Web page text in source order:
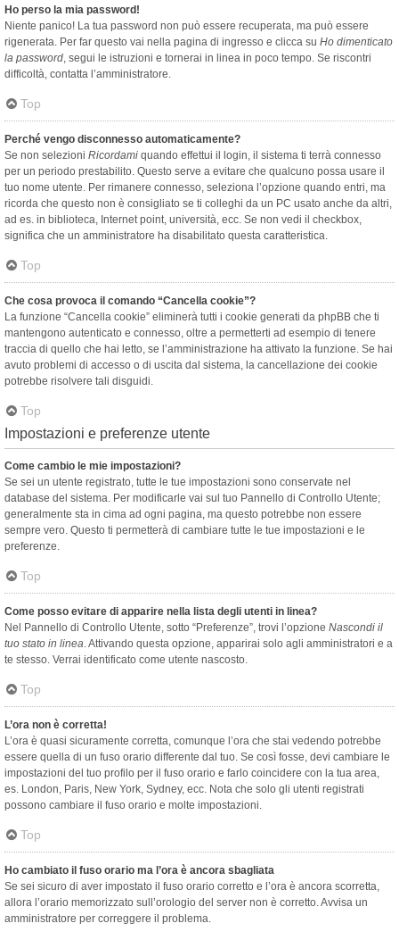
Ho perso la mia password!
Niente panico! La tua password non può essere recuperata, ma può essere
rigenerata. Per far questo vai nella pagina di ingresso e clicca su Ho dimenticato
la password, segui le istruzioni e tornerai in linea in poco tempo. Se riscontri
difficoltà, contatta l’amministratore.
Top
Perché vengo disconnesso automaticamente?
Se non selezioni Ricordami quando effettui il login, il sistema ti terrà connesso
per un periodo prestabilito. Questo serve a evitare che qualcuno possa usare il
tuo nome utente. Per rimanere connesso, seleziona l’opzione quando entri, ma
ricorda che questo non è consigliato se ti colleghi da un PC usato anche da altri,
ad es. in biblioteca, Internet point, università, ecc. Se non vedi il checkbox,
significa che un amministratore ha disabilitato questa caratteristica.
Top
Che cosa provoca il comando “Cancella cookie”?
La funzione “Cancella cookie” eliminerà tutti i cookie generati da phpBB che ti
mantengono autenticato e connesso, oltre a permetterti ad esempio di tenere
traccia di quello che hai letto, se l’amministrazione ha attivato la funzione. Se hai
avuto problemi di accesso o di uscita dal sistema, la cancellazione dei cookie
potrebbe risolvere tali disguidi.
Top
Impostazioni e preferenze utente
Come cambio le mie impostazioni?
Se sei un utente registrato, tutte le tue impostazioni sono conservate nel
database del sistema. Per modificarle vai sul tuo Pannello di Controllo Utente;
generalmente sta in cima ad ogni pagina, ma questo potrebbe non essere
sempre vero. Questo ti permetterà di cambiare tutte le tue impostazioni e le
preferenze.
Top
Come posso evitare di apparire nella lista degli utenti in linea?
Nel Pannello di Controllo Utente, sotto “Preferenze”, trovi l’opzione Nascondi il
tuo stato in linea. Attivando questa opzione, apparirai solo agli amministratori e a
te stesso. Verrai identificato come utente nascosto.
Top
L’ora non è corretta!
L’ora è quasi sicuramente corretta, comunque l’ora che stai vedendo potrebbe
essere quella di un fuso orario differente dal tuo. Se così fosse, devi cambiare le
impostazioni del tuo profilo per il fuso orario e farlo coincidere con la tua area,
es. London, Paris, New York, Sydney, ecc. Nota che solo gli utenti registrati
possono cambiare il fuso orario e molte impostazioni.
Top
Ho cambiato il fuso orario ma l’ora è ancora sbagliata
Se sei sicuro di aver impostato il fuso orario corretto e l’ora è ancora scorretta,
allora l’orario memorizzato sull’orologio del server non è corretto. Avvisa un
amministratore per correggere il problema.